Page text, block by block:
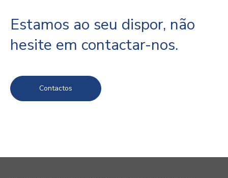
Estamos ao seu dispor, não
hesite em contactar-nos.
Contactos